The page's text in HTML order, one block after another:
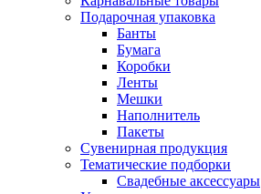
Подарочная упаковка
Банты
Бумага
Коробки
Ленты
Мешки
Наполнитель
Пакеты
Сувенирная продукция
Тематические подборки
Свадебные аксессуары